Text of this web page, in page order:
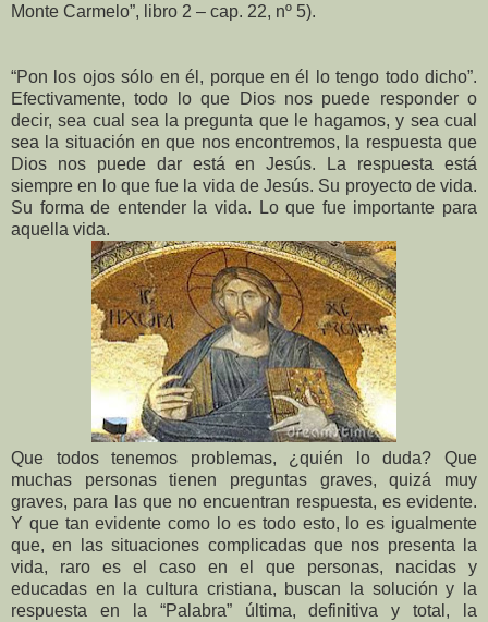
Monte Carmelo”, libro 2 – cap. 22, nº 5).
“Pon los ojos sólo en él, porque en él lo tengo todo dicho”.
Efectivamente, todo lo que Dios nos puede responder o
decir, sea cual sea la pregunta que le hagamos, y sea cual
sea la situación en que nos encontremos, la respuesta que
Dios nos puede dar está en Jesús. La respuesta está
siempre en lo que fue la vida de Jesús. Su proyecto de vida.
Su forma de entender la vida. Lo que fue importante para
aquella vida.
Que todos tenemos problemas, ¿quién lo duda? Que
muchas personas tienen preguntas graves, quizá muy
graves, para lasque no encuentran respuesta, es evidente.
Y que tan evidente como lo es todo esto, lo es igualmente
que, en las situaciones complicadas que nos presenta la
vida, raro es el caso en el que personas, nacidas y
educadas en la cultura cristiana, buscan la solución y la
respuesta en la “Palabra” última, definitiva y total, la